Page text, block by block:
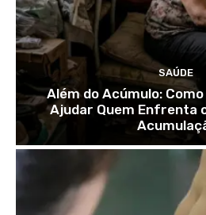
SAÚDE
Além do Acúmulo:
Ajudar Quem Enfrenta